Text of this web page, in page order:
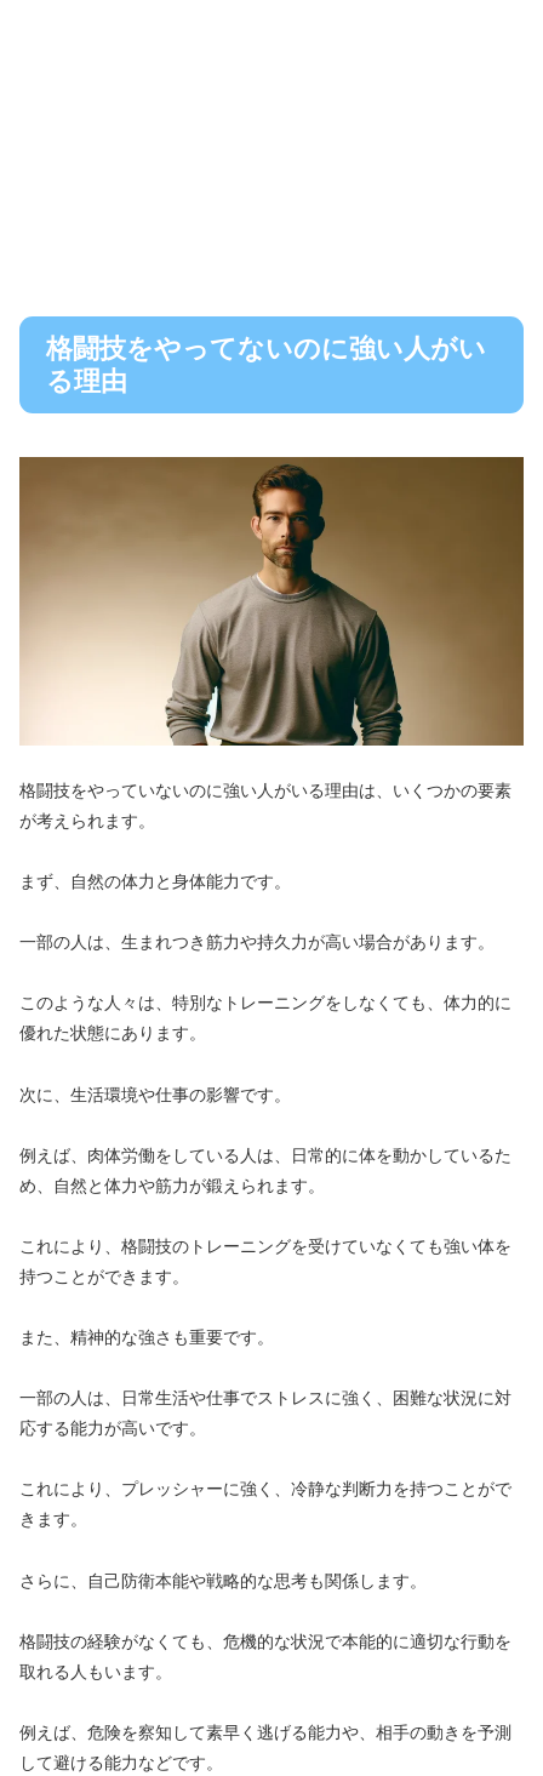
格闘技をやってないのに強い人がい
る理由
格闘技をやっていないのに強い人がいる理由は、いくつかの要素
が考えられます。
まず、自然の体力と身体能力です。
一部の人は、生まれつき筋力や持久力が高い場合があります。
このような人々は、特別なトレーニングをしなくても、体力的に
優れた状態にあります。
次に、生活環境や仕事の影響です。
例えば、肉体労働をしている人は、日常的に体を動かしているた
め、自然と体力や筋力が鍛えられます。
これにより、格闘技のトレーニングを受けていなくても強い体を
持つことができます。
また、精神的な強さも重要です。
一部の人は、日常生活や仕事でストレスに強く、困難な状況に対
応する能力が高いです。
これにより、プレッシャーに強く、冷静な判断力を持つことがで
きます。
さらに、自己防衛本能や戦略的な思考も関係します。
格闘技の経験がなくても、危機的な状況で本能的に適切な行動を
取れる人もいます。
例えば、危険を察知して素早く逃げる能力や、相手の動きを予測
して避ける能力などです。